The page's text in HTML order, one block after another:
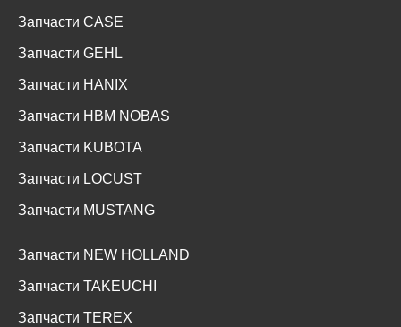
Запчасти CASE
Запчасти GEHL
Запчасти HANIX
Запчасти HBM NOBAS
Запчасти KUBOTA
Запчасти LOCUST
Запчасти MUSTANG
Запчасти NEW HOLLAND
Запчасти TAKEUCHI
Запчасти TEREX